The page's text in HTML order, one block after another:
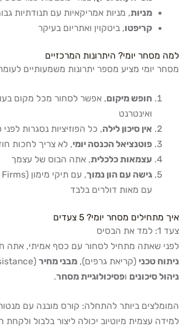
מניות, מניות אמריקאיות עם תנודתיות
קריפטו, ביטקוין ואתריום בעיקר
למה מסחר יומי? היתרונות המרכזיים
מסחר יומי מציע מספר יתרונות משמעותיים
חופש מיקום, אפשר לסחור מכל מקום
ואינטרנט
אין סיכון לילה, כל הפוזיציות נסגרות לפני
פוטנציאל הכנסה יומי, לא צריך לחכות
עצמאות כלכלית, אתה הבוס של עצמך
גישה עם הון נמוך
עם מאות דולרים בלבד
איך מתחילים מסחר יומי? 5 צעדים
צעד 1: למד את הבסיס
לפני שאתה מתחיל לסחור עם כסף אמיתי, אתה
ניתוח טכני (קריאת גרפים), מבני מחיר (Support & Resistance),
ניהול סיכונים ופסיכולוגיית מסחר.
המומלצים ביותר להתחלה: קורס מובנה עם
למידה עצמית מיוטיוב יכולה ליצור בלבול ולקחת